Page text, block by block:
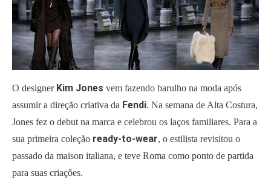
O designer Kim Jones vem fazendo barulho na moda após
assumir a direção criativa da Fendi. Na semana de Alta Costura,
Jones fez o debut na marca e celebrou os laços familiares. Para a
sua primeira coleção ready-to-wear, o estilista revisitou o
passado da maison italiana, e teve Roma como ponto de partida
para suas criações.